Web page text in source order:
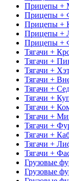
Прицепы +
Прицепы +
Прицепы +
Прицепы +
Прицепы +
Тягачи +
Тягачи +
Тягачи +
Тягачи +
Тягачи +
Тягачи +
Тягачи +
Тягачи +
Тягачи +
Тягачи +
Тягачи +
Тягачи +
Грузовые
Грузовые